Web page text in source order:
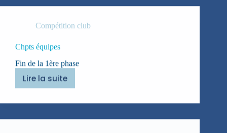
Compétition club
Chpts équipes
Fin de la 1ère phase
Lire la suite
Chpts